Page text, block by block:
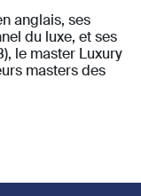
anglais, ses
du luxe, et ses
le master Luxury
masters des